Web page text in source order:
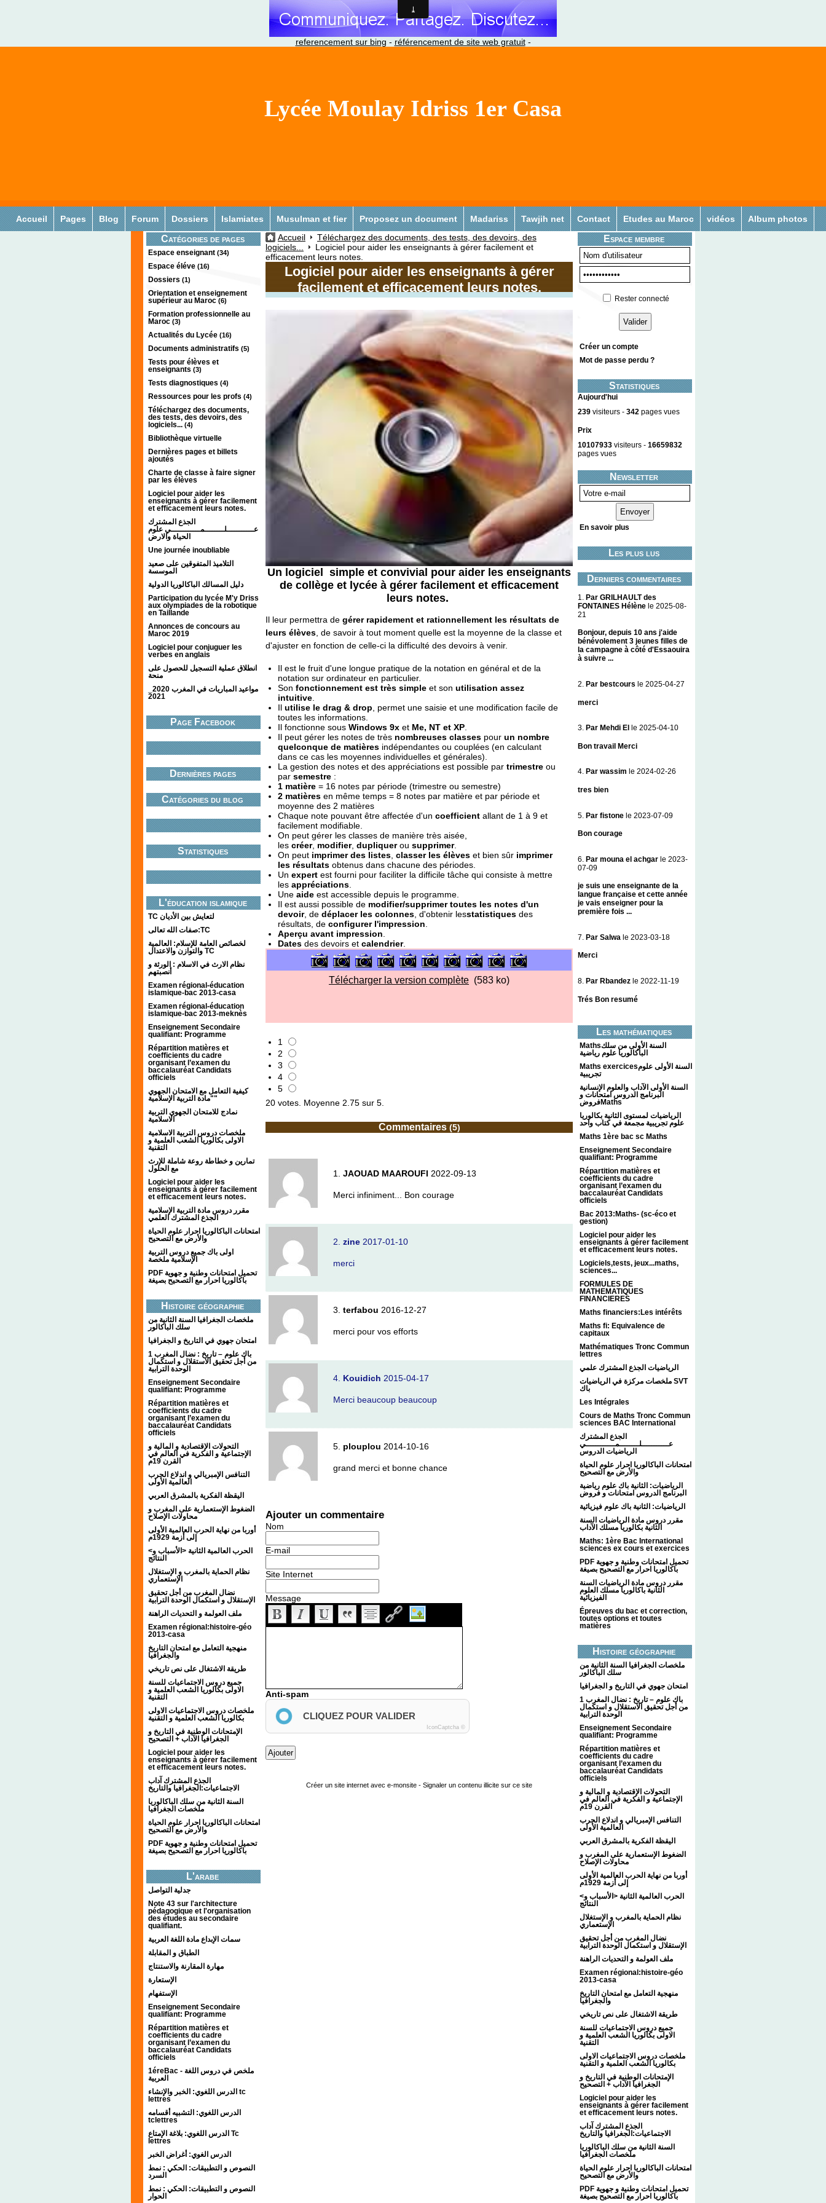
referencement sur bing - référencement de site web gratuit-
Lycée Moulay Idriss 1er Casa
Accueil Pages Blog Forum Dossiers Islamiates Musulman et fier Proposez un document Madariss Tawjih net Contact Etudes au Maroc vidéos Album photos
Catégories de pages
Espace enseignant (34)
Espace éléve (16)
Dossiers (1)
Orientation et enseignement
supérieur au Maroc (6)
Formation professionnelle au
Maroc (3)
Actualités du Lycée (16)
Documents administratifs (5)
Tests pour élèves et
enseignants (3)
Tests diagnostiques (4)
Ressources pour les profs (4)
Téléchargez des documents,
des tests, des devoirs, des
logiciels... (4)
Bibliothèque virtuelle
Dernières pages et billets
ajoutés
Charte de classe à faire signer
par les élèves
Logiciel pour aider les
enseignants à gérer facilement
et efficacement leurs notes.
الجذع المشترك
عـــــــــــلــــــــمــــــــــــي علوم
الحياة والارض
Une journée inoubliable
التلاميذ المتفوقين على صعيد
الموسسة
دليل المسالك الباكالوريا الدولية
Participation du lycée M'y Driss
aux olympiades de la robotique
en Taillande
Annonces de concours au
Maroc 2019
Logiciel pour conjuguer les
verbes en anglais
انطلاق عملية التسجيل للحصول على
منحة
2021
Page Facebook
Dernières pages
Catégories du blog
Statistiques
L'éducation islamique
TC لتعايش بين الأديان
صفات الله تعالى:TC
لخصائص العامة للإسلام: العالمية
والتوازن والاعتدال TC
نظام الارث في الاسلام : الورثة و
أنصبتهم
Examen régional-éducation
islamique-bac 2013-casa
Examen régional-éducation
islamique-bac 2013-meknès
Enseignement Secondaire
qualifiant: Programme
Répartition matières et
coefficients du cadre
organisant l’examen du
baccalauréat Candidats
officiels
كيفية التعامل مع الامتحان الجهوي
"مادة التربية الإسلامية"
نمادج للامتحان الجهوي التربية
الاسلامية
ملخصات دروس التربية الاسلامية
الاولى بكالوريا الشعب العلمية و
التقنية
تمارين و خطاطة روعة شاملة للإرث
مع الحلول
Logiciel pour aider les
enseignants à gérer facilement
et efficacement leurs notes.
مقرر دروس مادة التربية الإسلامية
الجذع المشترك العلمي
امتحانات الباكالوريا احرار علوم الحياة
والأرض مع التصحيح
اولى باك جميع دروس التربية
الإسلامية ملخصة
PDF تحميل امتحانات وطنية و جهوية
باكالوريا احرار مع التصحيح بصيغة
Histoire géographie
ملخصات الجغرافيا السنة الثانية من
سلك الباكالور
امتحان جهوي في التاريخ و الجغرافيا
1 باك علوم – تاريخ : نضال المغرب
من أجل تحقيق الاستقلال و استكمال
الوحدة الترابية
Enseignement Secondaire
qualifiant: Programme
Répartition matières et
coefficients du cadre
organisant l’examen du
baccalauréat Candidats
officiels
التحولات الإقتصادية و المالية و
الإجتماعية و الفكرية في العالم في
القرن 19م
التنافس الإمبريالي و اندلاع الحرب
العالمية الأولى
اليقظة الفكرية بالمشرق العربي
الضغوط الإستعمارية على المغرب و
محاولات الإصلاح
أوربا من نهاية الحرب العالمية الأولى
إلى أزمة 1929م
<الحرب العالمية الثانية <الأسباب و
النتائج
نظام الحماية بالمغرب و الإستغلال
الإستعماري
نضال المغرب من أجل تحقيق
الإستقلال و استكمال الوحدة الترابية
ملف العولمة و التحديات الراهنة
Examen régional:histoire-géo
2013-casa
منهجية التعامل مع امتحان التاريخ
والجغرافيا
طريقة الاشتغال على نص تاريخي
جميع دروس الاجتماعيات للسنة
الاولى بكالوريا الشعب العلمية و
التقنية
ملخصات دروس الاجتماعيات الاولى
بكالوريا الشعب العلمية و التقنية
الإمتحانات الوطنية في التاريخ و
الجغرافيا الآداب + التصحيح
Logiciel pour aider les
enseignants à gérer facilement
et efficacement leurs notes.
الجذع المشترك آداب
الاجتماعيات:الجغرافيا والتاريخ
السنة الثانية من سلك الباكالوريا
ملخصات الجغرافيا
امتحانات الباكالوريا احرار علوم الحياة
والأرض مع التصحيح
PDF تحميل امتحانات وطنية و جهوية
باكالوريا احرار مع التصحيح بصيغة
L'arabe
جدلية التواصل
Note 43 sur l'architecture
pédagogique et l'organisation
des études au secondaire
qualifiant.
سمات الإبداع مادة اللغة العربية
الطباق و المقابلة
مهارة المقارنة والاستنتاج
الإستعارة
الإستفهام
Enseignement Secondaire
qualifiant: Programme
Répartition matières et
coefficients du cadre
organisant l’examen du
baccalauréat Candidats
officiels
1éreBac - ملخص في دروس اللغة
العربية
الدرس اللغوي: الخبر والإنشاء tc
lettres
الدرس اللغوي: التشبيه أقسامه
tclettres
الدرس اللغوي: بلاغة الإمتاع Tc
lettres
الدرس الغوي: أغراض الخبر
النصوص و التطبيقات: الحكي : نمط
السرد
النصوص و التطبيقات: الحكي : نمط
الحوار
Espace membre
Rester connecté
Créer un compte
Mot de passe perdu ?
Statistiques
Aujourd'hui
239 visiteurs - 342 pages vues
Prix
10107933 visiteurs - 16659832
pages vues
Newsletter
En savoir plus
Les plus lus
Derniers commentaires
1.
Par GRILHAULT des
FONTAINES Hélène le 2025-08-
21
Bonjour, depuis 10 ans j'aide
bénévolement 3 jeunes filles de
la campagne à côté d'Essaouira
à suivre ...
2. Par bestcours le 2025-04-27
merci
3. Par Mehdi El le 2025-04-10
Bon travail Merci
4. Par wassim le 2024-02-26
tres bien
5. Par fistone le 2023-07-09
Bon courage
6. Par mouna el achgar le 2023-
07-09
je suis une enseignante de la
langue française et cette année
je vais enseigner pour la
première fois ...
7. Par Salwa le 2023-03-18
Merci
8. Par Rbandez le 2022-11-19
Trés Bon resumé
Les mathématiques
Mathsالسنة الأولى من سلك
الباكالوريا علوم رياضية
Maths exercicesالسنة الأولى علوم
تجريبية
السنة الأولى الآداب والعلوم الإنسانية
البرنامج الدروس امتحانات و
فروضMaths
الرياضيات لمستوى الثانية بكالوريا
علوم تجريبية مجمعة في كتاب واحد
Maths 1ère bac sc Maths
Enseignement Secondaire
qualifiant: Programme
Répartition matières et
coefficients du cadre
organisant l’examen du
baccalauréat Candidats
officiels
Bac 2013:Maths- (sc-éco et
gestion)
Logiciel pour aider les
enseignants à gérer facilement
et efficacement leurs notes.
Logiciels,tests, jeux...maths,
sciences...
FORMULES DE
MATHEMATIQUES
FINANCIERES
Maths financiers:Les intérêts
Maths fi: Equivalence de
capitaux
Mathématiques Tronc Commun
lettres
الرياضيات الجذع المشترك علمي
ملخصات مركزة في الرياضيات SVT
باك
Les Intégrales
Cours de Maths Tronc Commun
sciences BAC International
الجذع المشترك
عـــــــــــلــــــــمــــــــــــي
الرياضيات الدروس
امتحانات الباكالوريا احرار علوم الحياة
والأرض مع التصحيح
الرياضيات: الثانية باك علوم رياضية
البرنامج الدروس امتحانات و فروض
الرياضيات: الثانية باك علوم فيزيائية
مقرر دروس مادة الرياضيات السنة
الثانية بكالوريا مسلك الآداب
Maths: 1ère Bac International
sciences ex cours et exercices
PDF تحميل امتحانات وطنية و جهوية
باكالوريا احرار مع التصحيح بصيغة
مقرر دروس مادة الرياضيات السنة
الثانية باكالوريا مسلك العلوم
الفيزيائية
Épreuves du bac et correction,
toutes options et toutes
matières
Histoire géographie
ملخصات الجغرافيا السنة الثانية من
سلك الباكالور
امتحان جهوي في التاريخ و الجغرافيا
1 باك علوم – تاريخ : نضال المغرب
من أجل تحقيق الاستقلال و استكمال
الوحدة الترابية
Enseignement Secondaire
qualifiant: Programme
Répartition matières et
coefficients du cadre
organisant l’examen du
baccalauréat Candidats
officiels
التحولات الإقتصادية و المالية و
الإجتماعية و الفكرية في العالم في
القرن 19م
التنافس الإمبريالي و اندلاع الحرب
العالمية الأولى
اليقظة الفكرية بالمشرق العربي
الضغوط الإستعمارية على المغرب و
محاولات الإصلاح
أوربا من نهاية الحرب العالمية الأولى
إلى أزمة 1929م
<الحرب العالمية الثانية <الأسباب و
النتائج
نظام الحماية بالمغرب و الإستغلال
الإستعماري
نضال المغرب من أجل تحقيق
الإستقلال و استكمال الوحدة الترابية
ملف العولمة و التحديات الراهنة
Examen régional:histoire-géo
2013-casa
منهجية التعامل مع امتحان التاريخ
والجغرافيا
طريقة الاشتغال على نص تاريخي
جميع دروس الاجتماعيات للسنة
الاولى بكالوريا الشعب العلمية و
التقنية
ملخصات دروس الاجتماعيات الاولى
بكالوريا الشعب العلمية و التقنية
الإمتحانات الوطنية في التاريخ و
الجغرافيا الآداب + التصحيح
Logiciel pour aider les
enseignants à gérer facilement
et efficacement leurs notes.
الجذع المشترك آداب
الاجتماعيات:الجغرافيا والتاريخ
السنة الثانية من سلك الباكالوريا
ملخصات الجغرافيا
امتحانات الباكالوريا احرار علوم الحياة
والأرض مع التصحيح
PDF تحميل امتحانات وطنية و جهوية
باكالوريا احرار مع التصحيح بصيغة
Accueil
Téléchargez des documents, des tests, des devoirs, des
logiciels...
Logiciel pour aider les enseignants à gérer facilement et
efficacement leurs notes.
Logiciel pour aider les enseignants à gérer
facilement et efficacement leurs notes.
Un logiciel simple et convivial pour aider les enseignants
de collège et lycée à gérer facilement et efficacement
leurs notes.
Il leur permettra de gérer rapidement et rationnellement les résultats de
leurs élèves , de savoir à tout moment quelle est la moyenne de la classe et
d'ajuster en fonction de celle-ci la difficulté des devoirs à venir.
Il est le fruit d'une longue pratique de la notation en général et de la
notation sur ordinateur en particulier.
Son fonctionnement est très simple et son utilisation assez
intuitive
Il utilise le drag & drop , permet une saisie et une modification facile de
toutes les informations.
Il fonctionne sous Windows 9x et Me, NT et XP
Il peut gérer les notes de très nombreuses classes pour un nombre
quelconque de matières indépendantes ou couplées (en calculant
dans ce cas les moyennes individuelles et générales).
La gestion des notes et des appréciations est possible par trimestre ou
par semestre :
1 matière = 16 notes par période (trimestre ou semestre)
2 matières en même temps = 8 notes par matière et par période et
moyenne des 2 matières
Chaque note pouvant être affectée d'un coefficient allant de 1 à 9 et
facilement modifiable.
On peut gérer les classes de manière très aisée,
les créer, modifier, dupliquerou supprimer.
On peut imprimer des listes classer les élèves et bien sûr imprimer
les résultats obtenus dans chacune des périodes.
Un expert est fourni pour faciliter la difficile tâche qui consiste à mettre
les appréciations
Une aide est accessible depuis le programme.
Il est aussi possible de modifier/supprimer toutes les notes d'un
devoir, de déplacer les colonnes , d'obtenir lesstatistiques des
résultats, de configurer l'impression
Aperçu avant impression
Dates des devoirs et calendrier.
Télécharger la version complète (583 ko)
1
2
3
4
5
20 votes. Moyenne 2.75 sur 5.
Commentaires (5)
1. JAOUAD MAAROUFI 2022-09-13
Merci infiniment... Bon courage
2. zine 2017-01-10
merci
3. terfabou 2016-12-27
merci pour vos efforts
4. Kouidich 2015-04-17
Merci beaucoup beaucoup
5. plouplou 2014-10-16
grand merci et bonne chance
Ajouter un commentaire
Nom
E-mail
Site Internet
Message
Anti-spam
CLIQUEZ POUR VALIDER
IconCaptcha ©
Créer un site internet avec e-monsite - Signaler un contenu illicite sur ce site